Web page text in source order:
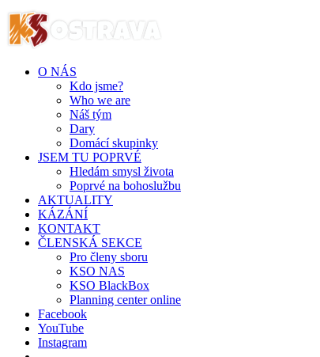
O NÁS
Kdo jsme?
Who we are
Náš tým
Dary
Domácí skupinky
JSEM TU POPRVÉ
Hledám smysl života
Poprvé na bohoslužbu
AKTUALITY
KÁZÁNÍ
KONTAKT
ČLENSKÁ SEKCE
Pro členy sboru
KSO NAS
KSO BlackBox
Planning center online
Facebook
YouTube
Instagram